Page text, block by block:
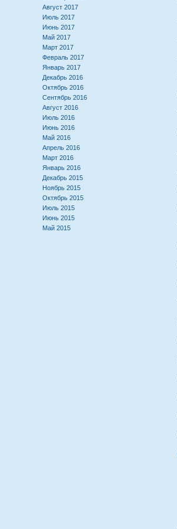
Август 2017
Июль 2017
Июнь 2017
Май 2017
Март 2017
Февраль 2017
Январь 2017
Декабрь 2016
Октябрь 2016
Сентябрь 2016
Август 2016
Июль 2016
Июнь 2016
Май 2016
Апрель 2016
Март 2016
Январь 2016
Декабрь 2015
Ноябрь 2015
Октябрь 2015
Июль 2015
Июнь 2015
Май 2015